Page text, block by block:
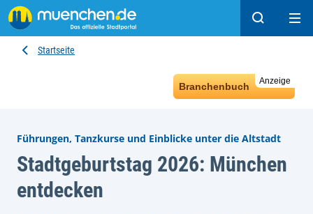
Suchen
Startseite
Anzeige
Branchenbuch
Führungen, Tanzkurse und Einblicke unter die Altstadt
Stadtgeburtstag 2026: München
entdecken